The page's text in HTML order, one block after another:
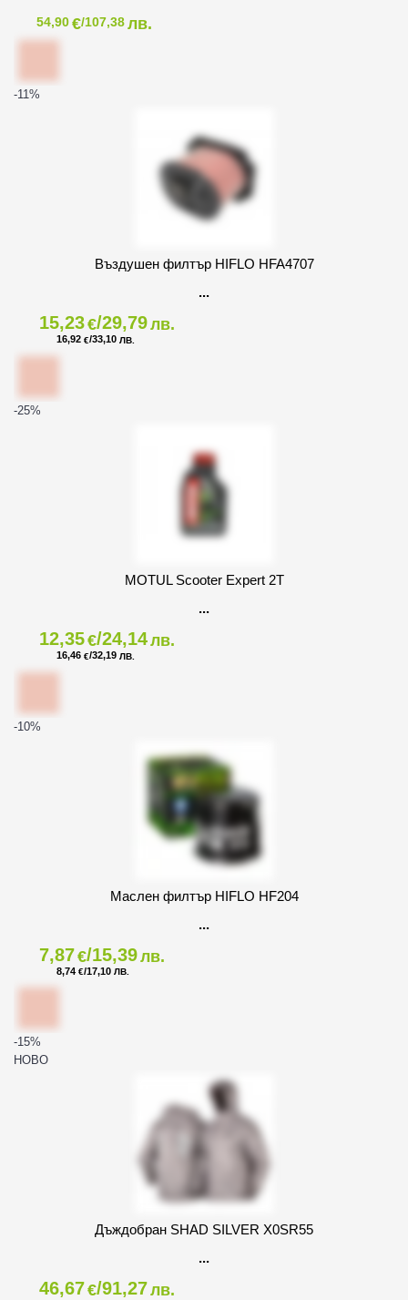
54,90€/107,38лв.
-11%
Въздушен филтър HIFLO HFA4707
15,23€/29,79лв.
16,92 €/33,10 ЛВ.
-25%
MOTUL Scooter Expert 2T
12,35€/24,14лв.
16,46 €/32,19 ЛВ.
-10%
Маслен филтър HIFLO HF204
7,87€/15,39лв.
8,74 €/17,10 ЛВ.
-15%
НОВО
Дъждобран SHAD SILVER X0SR55
46,67€/91,27лв.